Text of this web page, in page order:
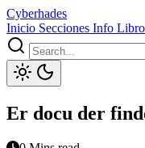
Cyberhades
Inicio Secciones Info
Er docu der